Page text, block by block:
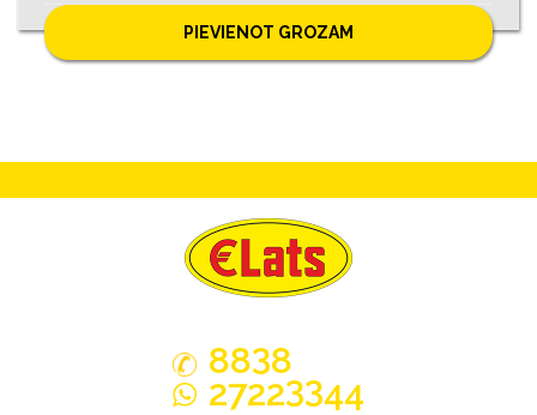
PIEVIENOT GROZAM
8838
27223344